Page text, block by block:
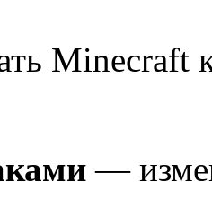
Minecraft
—